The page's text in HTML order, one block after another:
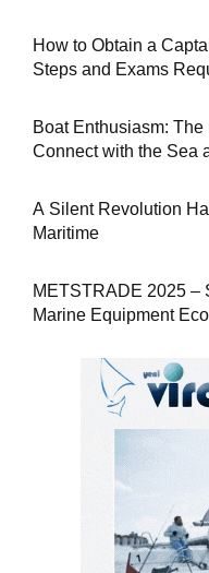
How to Obtain a
Steps and Exams
Boat Enthusiasm: The
Connect with the Sea
A Silent Revolution
Maritime
METSTRADE 2025 –
Marine Equipment